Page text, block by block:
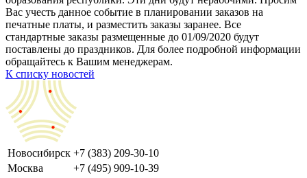
Вас учесть данное событие в планировании заказов на
печатные платы, и разместить заказы заранее. Все
стандартные заказы размещенные до 01/09/2020 будут
поставлены до праздников. Для более подробной информации
обращайтесь к Вашим менеджерам.
К списку новостей
Новосибирск +7 (383) 209-30-10
Москва
+7 (495) 909-10-39